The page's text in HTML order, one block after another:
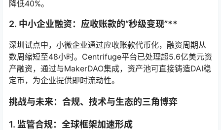
降低40%。
2. 中小企业融资：应收账款的“秒级变现”**
深圳试点中，小微企业通过应收账款代币化，融资周期从
数周缩短至48小时。Centrifuge平台已处理超5.6亿美元资
产融资，通过与MakerDAO集成，资产池可直接铸造DAI稳
定币，为企业提供即时流动性。
挑战与未来：合规、技术与生态的三角博弈
1. 监管合规：全球框架加速形成